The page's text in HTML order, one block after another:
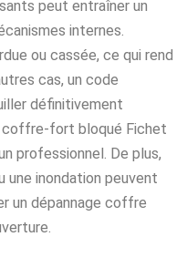
peut entraîner un
internes.
ou cassée, ce qui rend
cas, un code
définitivement
coffre-fort bloqué Fichet
professionnel. De plus,
une inondation peuvent
un dépannage coffre